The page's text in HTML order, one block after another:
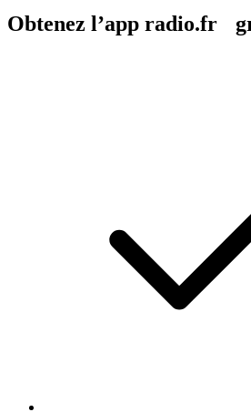
Obtenez l’app radio.fr